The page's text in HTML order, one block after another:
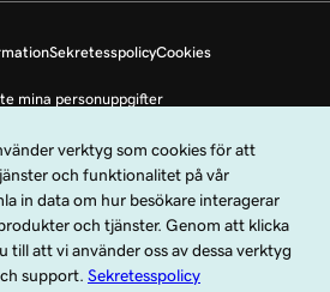
SekretesspolicyCookies
mina personuppgifter
Operating Company, LLC. Med ensamrätt.
registrerat varumärke som tillhör GoDaddy
och andra länder. Logotypen ”GO” är ett
tillhör GoDaddy.com, LLC i USA.
omfattas av användarvillkoren. Genom att
du till att omfattas av dessa